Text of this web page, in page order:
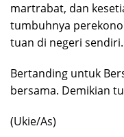
martrabat, dan
tumbuhnya
tuan di negeri sendiri.
Bertanding untuk
bersama. Demikian
(Ukie/As)